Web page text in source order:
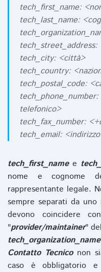
tech_first_name:
tech_last_name:
tech_city: <città>
tech_country:
tech_postal_code:
telefonico>
tech_fax_number:
tech_email:
tech_first_namee
nome e cognome
rappresentante legale.
sempre separati da
devono coincidere
"provider/maintainer"
tech_organization_name
Contatto Tecniconon
caso è obbligatorio